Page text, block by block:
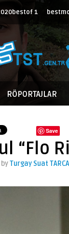
1
RÖPORTAJLAR
Save
“Flo
byTurgay Suat